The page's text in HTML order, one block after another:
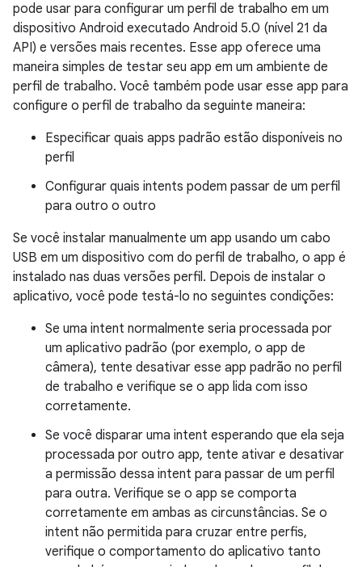
pode usar para configurar um perfil de trabalho em um
dispositivo Android executado Android 5.0 (nível 21 da
API) e versões mais recentes. Esse app oferece uma
maneira simples de testar seu app em um ambiente de
perfil de trabalho. Você também pode usar esse app para
configure o perfil de trabalho da seguinte maneira:
Especificar quais apps padrão estão disponíveis no
perfil
Configurar quais intents podem passar de um perfil
para outro o outro
Se você instalar manualmente um app usando um cabo
USB em um dispositivo com do perfil de trabalho, o app é
instalado nas duas versões perfil. Depois de instalar o
aplicativo, você pode testá-lo no seguintes condições:
Se uma intent normalmente seria processada por
um aplicativo padrão (por exemplo, o app de
câmera), tente desativar esse app padrão no perfil
de trabalho e verifique se o app lida com isso
corretamente.
Se você disparar uma intent esperando que ela seja
processada por outro app, tente ativar e desativar
a permissão dessa intent para passar de um perfil
para outra. Verifique se o app se comporta
corretamente em ambas as circunstâncias. Se o
intent não permitida para cruzar entre perfis,
verifique o comportamento do aplicativo tanto